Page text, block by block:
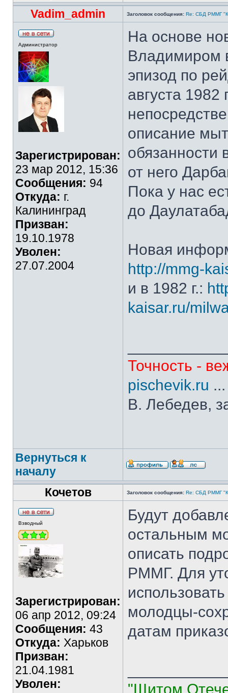
Vadim_admin
Заголовок сообщения: Re: СБД РММГ
Администратор
Зарегистрирован:
23 мар 2012, 15:36
Сообщения: 94
Откуда: г.
Калининград
Призван:
19.10.1978
Уволен:
27.07.2004
На основе
Владимиром
эпизод по
августа 1982
описание
обязанности
от него
Пока у нас
до
Новая
http://mmg-
и в 1982 г.:
kaisar.ru/
Точность -
pischevik.ru
В. Лебедев,
Вернуться к
началу
Кочетов
Заголовок сообщения: Re: СБД РММГ
Взводный
Зарегистрирован:
06 апр 2012, 09:24
Сообщения: 43
Откуда: Харьков
Призван:
21.04.1981
Уволен:
Будут
остальным
описать
РММГ. Для
молодцы-
датам
"Щитом